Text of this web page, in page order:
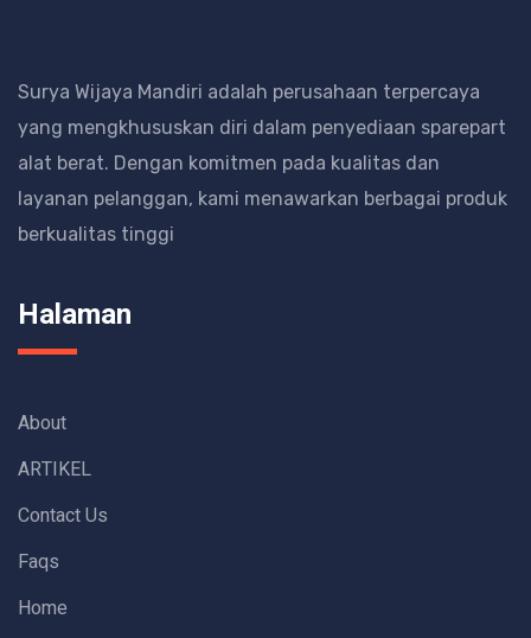
Surya Wijaya Mandiri adalah perusahaan terpercaya
yang mengkhususkan diri dalam penyediaan sparepart
alat berat. Dengan komitmen pada kualitas dan
layanan pelanggan, kami menawarkan berbagai produk
berkualitas tinggi
Halaman
About
ARTIKEL
Contact Us
Faqs
Home